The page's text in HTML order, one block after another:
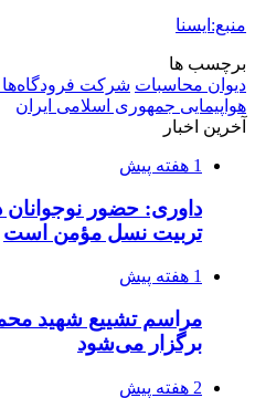
منبع:ایسنا
برچسب ها
دیوان محاسبات شرکت فرودگاه‌ها
هواپیمایی جمهوری اسلامی ایران
آخرین اخبار
1 هفته پیش
داوری: حضور نوجوانان
تربیت نسل مؤمن است
1 هفته پیش
مراسم تشییع شهید
برگزار می‌شود
2 هفته پیش